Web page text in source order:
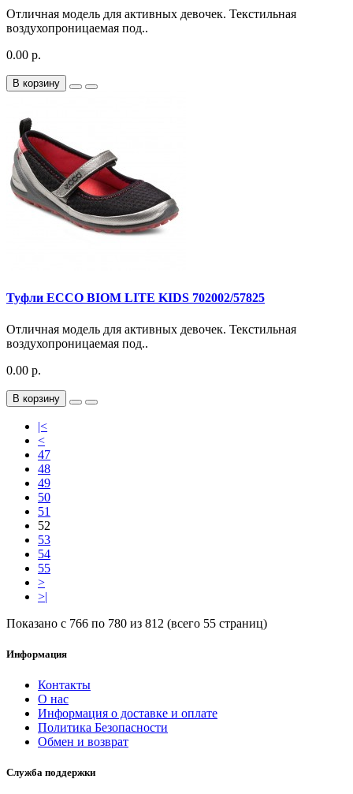
Отличная модель для активных девочек. Текстильная
воздухопроницаемая под..
0.00 р.
В корзину
Туфли ECCO BIOM LITE KIDS 702002/57825
Отличная модель для активных девочек. Текстильная
воздухопроницаемая под..
0.00 р.
В корзину
|<
<
47
48
49
50
51
52
53
54
55
>
>|
Показано с 766 по 780 из 812 (всего 55 страниц)
Информация
Контакты
О нас
Информация о доставке и оплате
Политика Безопасности
Обмен и возврат
Служба поддержки